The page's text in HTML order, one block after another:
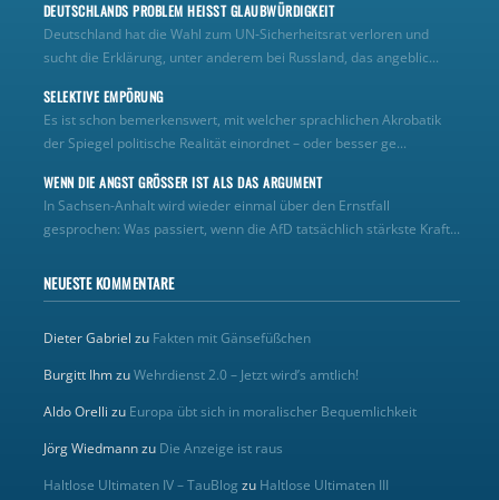
DEUTSCHLANDS PROBLEM HEISST GLAUBWÜRDIGKEIT
Deutschland hat die Wahl zum UN‑Sicherheitsrat verloren und
sucht die Erklärung, unter anderem bei Russland, das angeblic...
SELEKTIVE EMPÖRUNG
Es ist schon bemerkenswert, mit welcher sprachlichen Akrobatik
der Spiegel politische Realität einordnet – oder besser ge...
WENN DIE ANGST GRÖSSER IST ALS DAS ARGUMENT
In Sachsen-Anhalt wird wieder einmal über den Ernstfall
gesprochen: Was passiert, wenn die AfD tatsächlich stärkste Kraft...
NEUESTE KOMMENTARE
Dieter Gabriel zu Fakten mit Gänsefüßchen
Burgitt IhmzuWehrdienst 2.0 – Jetzt wird’s amtlich!
Aldo Orelli zu Europa übt sich in moralischer Bequemlichkeit
Jörg Wiedmannzu Die Anzeige ist raus
Haltlose Ultimaten IV – TauBlog zu Haltlose Ultimaten III